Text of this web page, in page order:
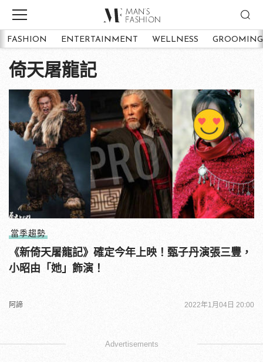
FASHION ENTERTAINMENT WELLNESS GROOMING
倚天屠龍記
當季趨勢
《新倚天屠龍記》確定今年上映！甄子丹演張三豐，
小昭由「她」飾演！
阿諦 2022年1月04日 20:00
Advertisements